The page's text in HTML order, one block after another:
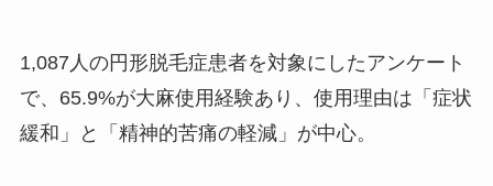
1,087人の円形脱毛症患者を対象にしたアンケート
で、65.9%が大麻使用経験あり、使用理由は「症状
緩和」と「精神的苦痛の軽減」が中心。